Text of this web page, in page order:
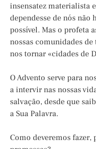
insensatez materialista
dependesse de nós não
possível. Mas o profeta
nossas comunidades
nos tornar «cidades de
O Advento serve para
a intervir nas nossas
salvação, desde que
a Sua Palavra.
Como deveremos fazer,